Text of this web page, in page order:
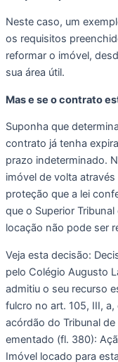
Neste caso, um
os requisitos
reformar o imóvel,
sua área útil.
Mas e se o contrato
Suponha que
contrato já tenha
prazo indeterminado.
imóvel de volta
proteção que a lei
que o Superior
locação não pode ser
Veja esta decisão:
pelo Colégio Augusto
admitiu o seu recurso
fulcro no art. 105, III,
acórdão do Tribunal
ementado (fl. 380):
Imóvel locado para